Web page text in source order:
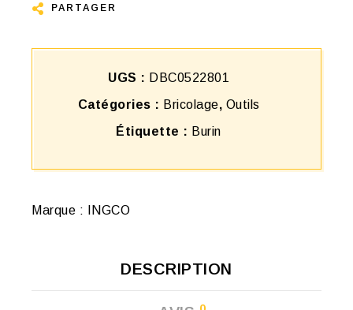
PARTAGER
UGS : DBC0522801
Catégories : Bricolage, Outils
Étiquette : Burin
Marque : INGCO
DESCRIPTION